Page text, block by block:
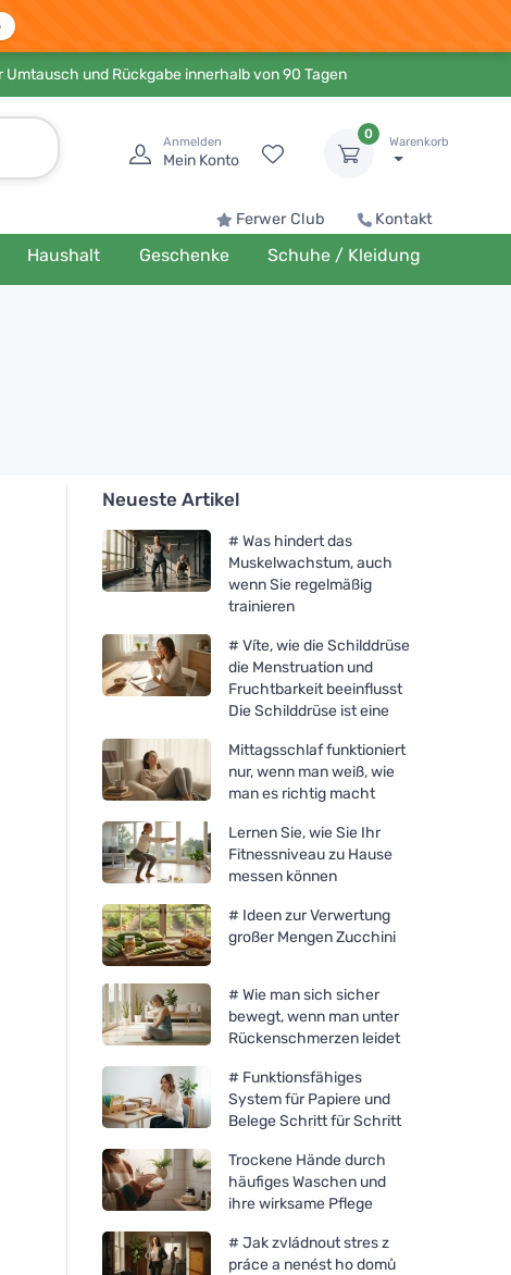
Umtausch und Rückgabe innerhalb von 90 Tagen
Anmelden
Mein Konto
0
Warenkorb
Ferwer Club Kontakt
Haushalt Geschenke Schuhe / Kleidung
Neueste Artikel
# Was hindert das
Muskelwachstum, auch
wenn Sie regelmäßig
trainieren
# Víte, wie die Schilddrüse
die Menstruation und
Fruchtbarkeit beeinflusst
Die Schilddrüse ist eine
Mittagsschlaf funktioniert
nur, wenn man weiß, wie
man es richtig macht
Lernen Sie, wie Sie Ihr
Fitnessniveau zu Hause
messen können
# Ideen zur Verwertung
großer Mengen Zucchini
# Wie man sich sicher
bewegt, wenn man unter
Rückenschmerzen leidet
# Funktionsfähiges
System für Papiere und
Belege Schritt für Schritt
Trockene Hände durch
häufiges Waschen und
ihre wirksame Pflege
# Jak zvládnout stres z
práce a nenést ho domů